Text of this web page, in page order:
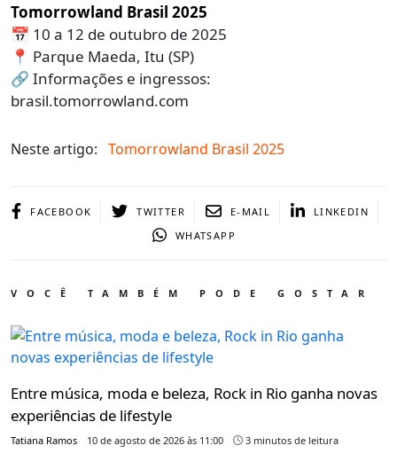
Tomorrowland Brasil 2025
📅 10 a 12 de outubro de 2025
📍 Parque Maeda, Itu (SP)
🔗 Informações e ingressos:
brasil.tomorrowland.com
Neste artigo: Tomorrowland Brasil 2025
FACEBOOK TWITTER E-MAIL
LINKEDIN
WHATSAPP
VOCÊ TAMBÉM PODE GOSTAR
Entre música, moda e beleza, Rock in Rio ganha novas
experiências de lifestyle
Tatiana Ramos 10 de agosto de 2026 às 11:00 3 minutos de leitura